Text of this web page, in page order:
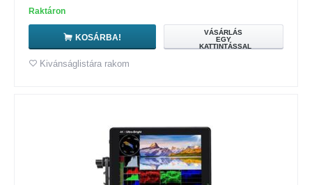
Raktáron
KOSÁRBA!
VÁSÁRLÁS
EGY
KATTINTÁSSAL
Kivánságlistára rakom